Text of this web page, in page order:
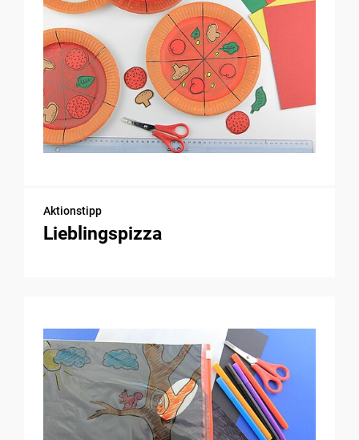
Aktionstipp
Lieblingspizza